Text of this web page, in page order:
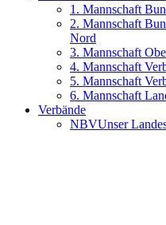
1. Mannschaft
2. Mannschaft
Nord
3. Mannschaft
4. Mannschaft
5. Mannschaft
6. Mannschaft
Verbände
NBVUnser